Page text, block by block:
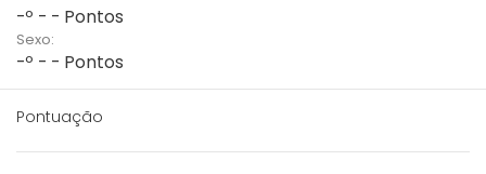
-º - - Pontos
Sexo:
-º - - Pontos
Pontuação